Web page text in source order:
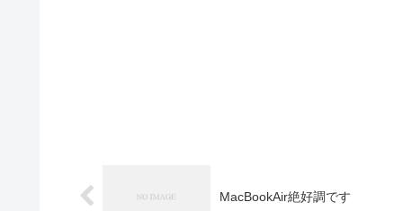
MacBookAir絶好調です